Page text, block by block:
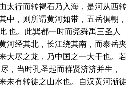
太行而转褐石乃入海，是河从西转
中，则所谓黄河如带，五岳俱朝，
也。此巽都一时而尧舜禹三圣人
河经其北，长江绕其南，而泰岳夹
大尽之龙，乃中国之一大干也。若
，当时孔圣起而群贤济济并生，
未有转徒之山水也。自汉黄河渐徒